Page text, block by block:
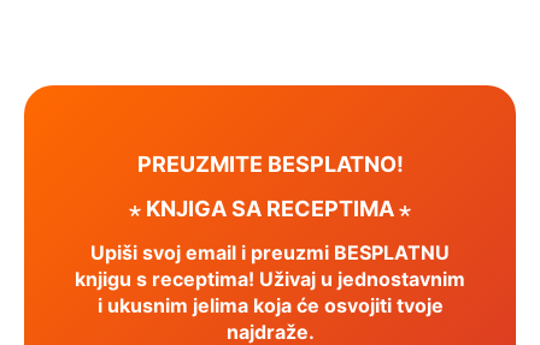
PREUZMITE BESPLATNO!
⋆ KNJIGA SA RECEPTIMA ⋆
Upiši svoj email i preuzmi BESPLATNU
knjigu s receptima! Uživaj u jednostavnim
i ukusnim jelima koja će osvojiti tvoje
najdraže.